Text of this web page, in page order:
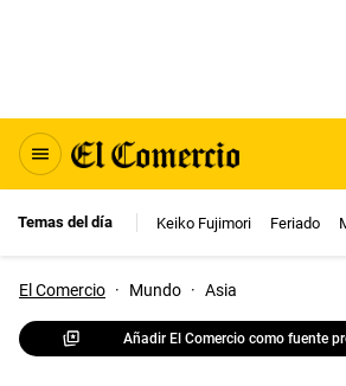
Temas del día Keiko Fujimori Feriado
El Comercio · Mundo · Asia
Añadir El Comercio como fuente